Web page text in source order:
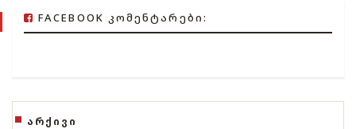
FACEBOOK ᲙᲝᲛᲔᲜᲢᲐᲠᲔᲑᲘ:
ᲐᲠᲥᲘᲕᲘ